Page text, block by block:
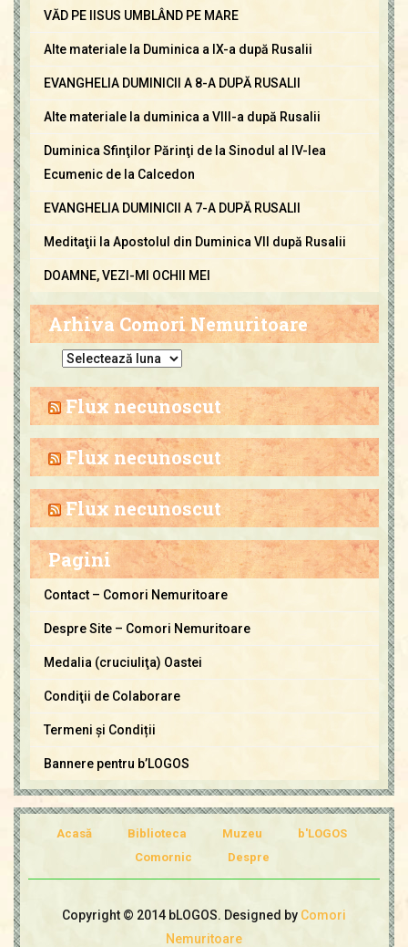
VĂD PE IISUS UMBLÂND PE MARE
Alte materiale la Duminica a IX-a după Rusalii
EVANGHELIA DUMINICII A 8-A DUPĂ RUSALII
Alte materiale la duminica a VIII-a după Rusalii
Duminica Sfinţilor Părinţi de la Sinodul al IV-lea
Ecumenic de la Calcedon
EVANGHELIA DUMINICII A 7-A DUPĂ RUSALII
Meditaţii la Apostolul din Duminica VII după Rusalii
DOAMNE, VEZI-MI OCHII MEI
Arhiva Comori Nemuritoare
h
i
a
C
o
m
i
u
o
e
Flux necunoscut
Flux necunoscut
Flux necunoscut
Pagini
Contact – Comori Nemuritoare
Despre Site – Comori Nemuritoare
Medalia (cruciuliţa) Oastei
Condiţii de Colaborare
Termeni și Condiții
Bannere pentru b’LOGOS
Acasă Biblioteca Muzeu
b'LOGOS
Comornic
Despre
Copyright © 2014 bLOGOS. Designed by Comori
Nemuritoare